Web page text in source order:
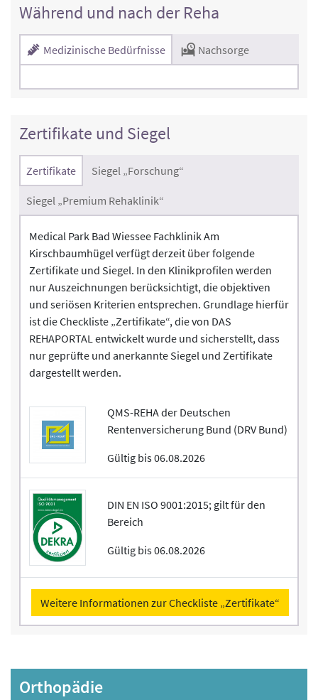
Während und nach der Reha
Medizinische Bedürfnisse Nachsorge
Zertifikate und Siegel
Zertifikate Siegel „Forschung“
Siegel „Premium Rehaklinik“
Medical Park Bad Wiessee Fachklinik Am
Kirschbaumhügel verfügt derzeit über folgende
Zertifikate und Siegel. In den Klinikprofilen werden
nur Auszeichnungen berücksichtigt, die objektiven
und seriösen Kriterien entsprechen. Grundlage hierfür
ist die Checkliste „Zertifikate“, die von DAS
REHAPORTAL entwickelt wurde und sicherstellt, dass
nur geprüfte und anerkannte Siegel und Zertifikate
dargestellt werden.
QMS-REHA der Deutschen
Rentenversicherung Bund (DRV Bund)
Gültig bis 06.08.2026
DIN EN ISO 9001:2015; gilt für den
Bereich
Gültig bis 06.08.2026
Weitere Informationen zur Checkliste „Zertifikate“
Orthopädie